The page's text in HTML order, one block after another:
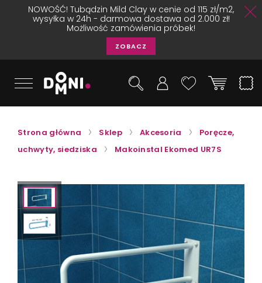
NOWOŚĆ! Tubądzin Mild Clay w cenie od 115 zł/m2,
wysyłka w 24h - darmowa dostawa od 2.000 zł!
Możliwość zamówienia próbek!
ZOBACZ
Strona główna Sklep Akcesoria
Poręcze,
uchwyty, siedziska
Makoinstal Ekomed UR7S